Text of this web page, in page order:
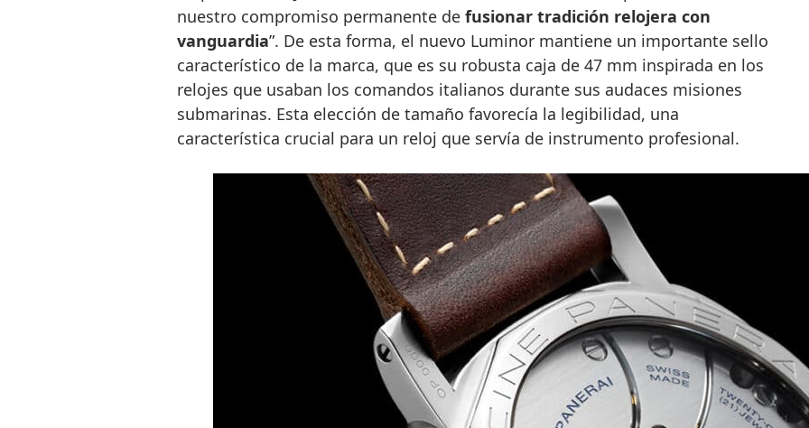
nuestro compromiso permanente defusionar tradición relojera con
vanguardia”. De esta forma, el nuevo Luminor mantiene un importante sello
característico de la marca, que es su robusta caja de 47 mm inspirada en los
relojes que usaban los comandos italianos durante sus audaces misiones
submarinas. Esta elección de tamaño favorecía la legibilidad, una
característica crucial para un reloj que servía de instrumento profesional.